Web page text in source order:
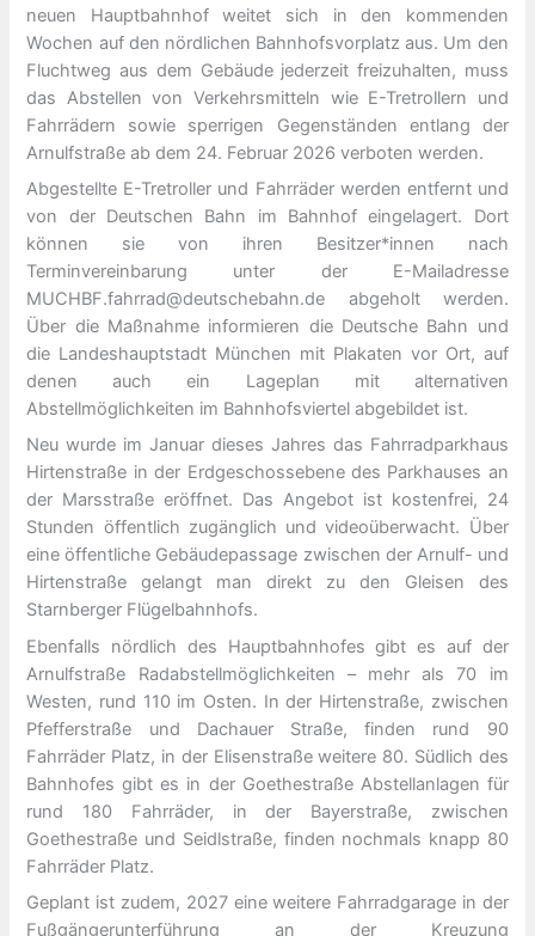
neuen Hauptbahnhof weitet sich in den kommenden
Wochen auf den nördlichen Bahnhofsvorplatz aus. Um den
Fluchtweg aus dem Gebäude jederzeit freizuhalten, muss
das Abstellen von Verkehrsmitteln wie E-Tretrollern und
Fahrrädern sowie sperrigen Gegenständen entlang der
Arnulfstraße ab dem 24. Februar 2026 verboten werden.
Abgestellte E-Tretroller und Fahrräder werden entfernt und
von der Deutschen Bahn im Bahnhof eingelagert. Dort
können sie von ihren Besitzer*innen nach
Terminvereinbarung unter der E-Mailadresse
MUCHBF.fahrrad@deutschebahn.de abgeholt werden.
Über die Maßnahme informieren die Deutsche Bahn und
die Landeshauptstadt München mit Plakaten vor Ort, auf
denen auch ein Lageplan mit alternativen
Abstellmöglichkeiten im Bahnhofsviertel abgebildet ist.
Neu wurde im Januar dieses Jahres das Fahrradparkhaus
Hirtenstraße in der Erdgeschossebene des Parkhauses an
der Marsstraße eröffnet. Das Angebot ist kostenfrei, 24
Stunden öffentlich zugänglich und videoüberwacht. Über
eine öffentliche Gebäudepassage zwischen der Arnulf- und
Hirtenstraße gelangt man direkt zu den Gleisen des
Starnberger Flügelbahnhofs.
Ebenfalls nördlich des Hauptbahnhofes gibt es auf der
Arnulfstraße Radabstellmöglichkeiten – mehr als 70 im
Westen, rund 110 im Osten. In der Hirtenstraße, zwischen
Pfefferstraße und Dachauer Straße, finden rund 90
Fahrräder Platz, in der Elisenstraße weitere 80. Südlich des
Bahnhofes gibt es in der Goethestraße Abstellanlagen für
rund 180 Fahrräder, in der Bayerstraße, zwischen
Goethestraße und Seidlstraße, finden nochmals knapp 80
Fahrräder Platz.
Geplant ist zudem, 2027 eine weitere Fahrradgarage in der
Fußgängerunterführung an der Kreuzung